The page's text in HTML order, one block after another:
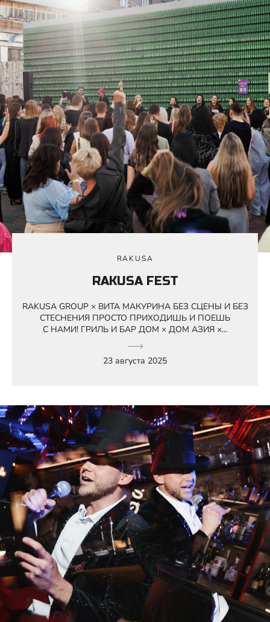
RAKUSA
RAKUSA FEST
RAKUSA GROUP × ВИТА МАКУРИНА БЕЗ СЦЕНЫ И БЕЗ
СТЕСНЕНИЯ ПРОСТО ПРИХОДИШЬ И ПОЕШЬ
С НАМИ! ГРИЛЬ И БАР ДОМ × ДОМ АЗИЯ ×...
23 августа 2025